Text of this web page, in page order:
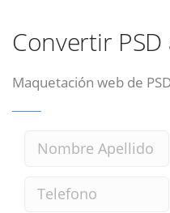
Convertir PSD
Maquetación web de